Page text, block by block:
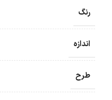
رنگ
اندازه
طرح